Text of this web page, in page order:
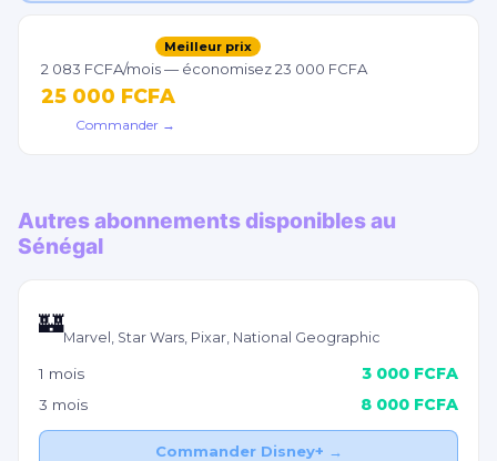
Meilleur prix
2 083 FCFA/mois — économisez 23 000 FCFA
25 000 FCFA
Commander →
Autres abonnements disponibles au
Sénégal
🏰Disney+
Marvel, Star Wars, Pixar, National Geographic
1 mois 3 000 FCFA
3 mois 8 000 FCFA
Commander Disney+ →